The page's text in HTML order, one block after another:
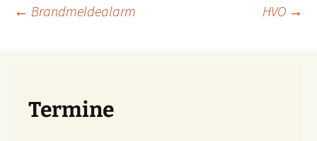
Beitragsnavigation
← Brandmeldealarm HVO →
Termine